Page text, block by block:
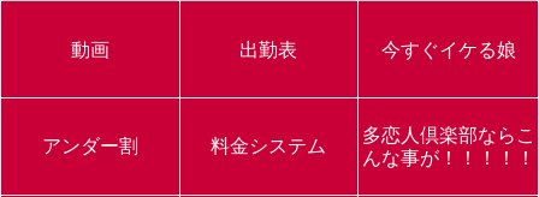
高川学園の快進撃をみんなで応援しつつ、お得に
楽しんじゃいましょう！熱い夏になりそうで
動画 出勤表 今すぐイケる娘
アンダー割 料金システム
多恋人倶楽部ならこ
んな事が！！！！！